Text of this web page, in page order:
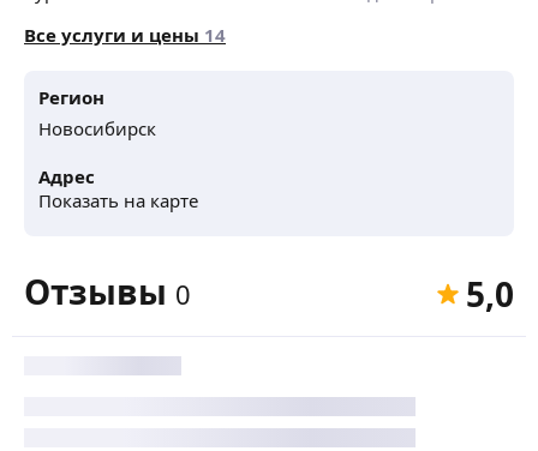
Все услуги и цены 14
Регион
Новосибирск
Адрес
Показать на карте
Отзывы 0 5,0